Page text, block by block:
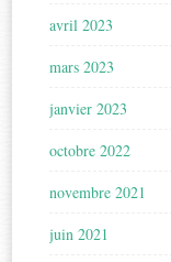
avril 2023
mars 2023
janvier 2023
octobre 2022
novembre 2021
juin 2021